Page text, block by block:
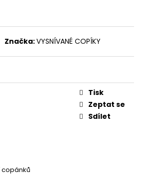
Značka:VYSNÍVANÉ COPÍKY
copánků
Tisk
Zeptat se
Sdílet